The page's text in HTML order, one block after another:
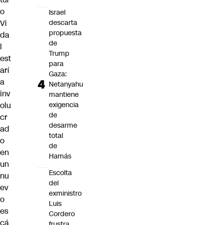
o
Vi
da
l
est
arí
a
inv
olu
cr
ad
o
en
un
nu
ev
o
es
cá
Israel
descarta
propuesta
de
Trump
para
Gaza:
Netanyahu
mantiene
exigencia
de
desarme
total
de
Hamás
Escolta
del
exministro
Luis
Cordero